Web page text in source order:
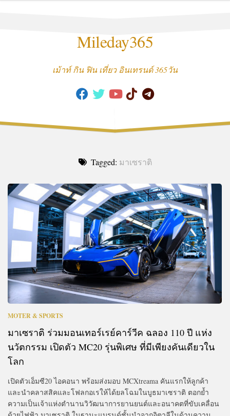
Mileday365
เม้าท์ กิน ฟิน เที่ยว อินเทรนด์ 365วัน
Tagged: มาเซราติ
MOTER & SPORTS
มาเซราติ ร่วมมอนเทอร์เรย์คาร์วีค ฉลอง 110 ปี แห่ง
นวัตกรรม เปิดตัว MC20 รุ่นพิเศษ ที่มีเพียงคันเดียวใน
โลก
เปิดตัวเอ็มซี20 ไอคอนา พร้อมส่งมอบ MCXtreama คันแรกให้ลูกค้า
และนำคลาสสิคและโฟลกอเรให้ได้ยลโฉมในบูธมาเซราติ ตอกย้ำ
ความเป็นเจ้าแห่งตำนานวิวัฒนาการยานยนต์และอนาคตที่ขับเคลื่อน